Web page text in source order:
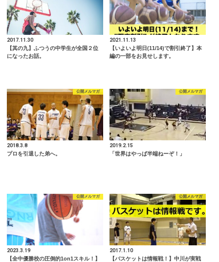
2017.11.30
【其の九】ふつうの中学生が全国２位
になったお話。
2021.11.13
【いよいよ明日(11/14)で割引終了】本
編の一部をお見せします。
公開メルマガ
2018.3.8
プロを引退した弟へ。
公開メルマガ
2019.2.15
「世界はやっぱ半端ねーぞ！」
公開メルマガ
2023.3.19
【全中優勝校の圧倒的1on1スキル！】
公開メルマガ
2017.1.10
【バスケットは情報戦！】中川が実戦